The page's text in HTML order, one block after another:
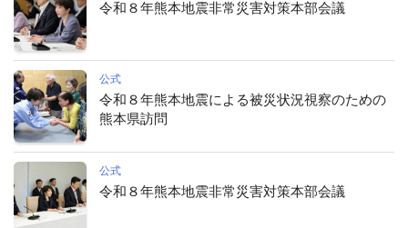
令和８年熊本地震非常災害対策本部会議
公式
令和８年熊本地震による被災状況視察のための
熊本県訪問
公式
令和８年熊本地震非常災害対策本部会議